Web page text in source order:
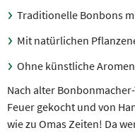
Traditionelle Bonbons
Mit natürlichen
Ohne künstliche
Nach alter
Feuer gekocht und von
wie zu Omas Zeiten! Da